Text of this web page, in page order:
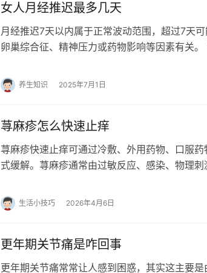
女人月经推迟最多几天
月经推迟7天以内属于正常波动范围，超过7天
卵巢综合征、精神压力或药物影响等因素有关
养生知识 2025年7月1日
荨麻疹怎么快速止痒
荨麻疹快速止痒可通过冷敷、外用药物、口服
式缓解。荨麻疹通常由过敏反应、感染、物理
生活小技巧 2026年4月6日
更年期关节痛是咋回事
更年期关节痛常常让人感到困惑，其实这主要